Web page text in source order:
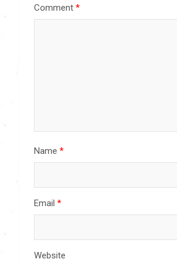
Comment *
Name *
Email *
Website